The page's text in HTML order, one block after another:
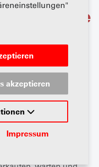
akzeptieren
Impressum
und Ihre
feingliedrig
AGVS heute der
Schweizer
mittlere und
sowie
in den AGVS-
und Weiterbildung